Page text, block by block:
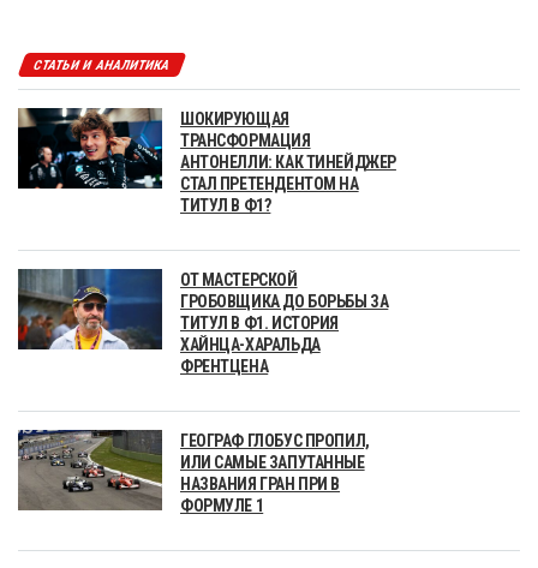
СТАТЬИ И АНАЛИТИКА
ШОКИРУЮЩАЯ
ТРАНСФОРМАЦИЯ
АНТОНЕЛЛИ: КАК ТИНЕЙДЖЕР
СТАЛ ПРЕТЕНДЕНТОМ НА
ТИТУЛ В Ф1?
ОТ МАСТЕРСКОЙ
ГРОБОВЩИКА ДО БОРЬБЫ ЗА
ТИТУЛ В Ф1. ИСТОРИЯ
ХАЙНЦА-ХАРАЛЬДА
ФРЕНТЦЕНА
ГЕОГРАФ ГЛОБУС ПРОПИЛ,
ИЛИ САМЫЕ ЗАПУТАННЫЕ
НАЗВАНИЯ ГРАН ПРИ В
ФОРМУЛЕ 1